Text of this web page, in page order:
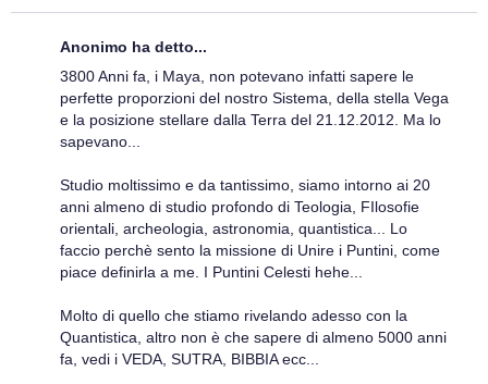
Anonimo ha detto...
3800 Anni fa, i Maya, non potevano infatti sapere le
perfette proporzioni del nostro Sistema, della stella Vega
e la posizione stellare dalla Terra del 21.12.2012. Ma lo
sapevano...
Studio moltissimo e da tantissimo, siamo intorno ai 20
anni almeno di studio profondo di Teologia, FIlosofie
orientali, archeologia, astronomia, quantistica... Lo
faccio perchè sento la missione di Unire i Puntini, come
piace definirla a me. I Puntini Celesti hehe...
Molto di quello che stiamo rivelando adesso con la
Quantistica, altro non è che sapere di almeno 5000 anni
fa, vedi i VEDA, SUTRA, BIBBIA ecc...